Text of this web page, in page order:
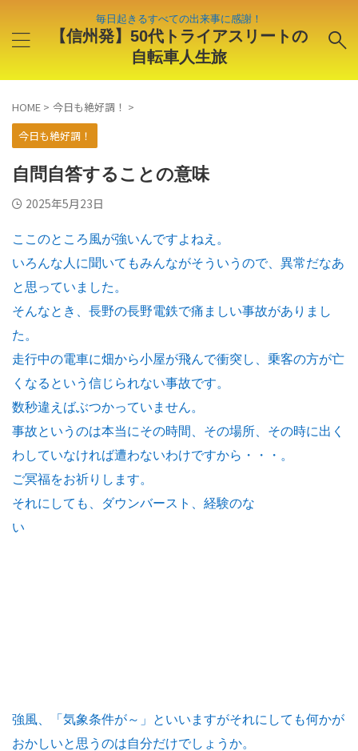
毎日起きるすべての出来事に感謝！
【信州発】50代トライアスリートの
自転車人生旅
HOME > 今日も絶好調！ >
今日も絶好調！
自問自答することの意味
2025年5月23日
ここのところ風が強いんですよねえ。
いろんな人に聞いてもみんながそういうので、異常だなあ
と思っていました。
そんなとき、長野の長野電鉄で痛ましい事故がありまし
た。
走行中の電車に畑から小屋が飛んで衝突し、乗客の方が亡
くなるという信じられない事故です。
数秒違えばぶつかっていません。
事故というのは本当にその時間、その場所、その時に出く
わしていなければ遭わないわけですから・・・。
ご冥福をお祈りします。
それにしても、ダウンバースト、経験のな
い
強風、「気象条件が～」といいますがそれにしても何かが
おかしいと思うのは自分だけでしょうか。